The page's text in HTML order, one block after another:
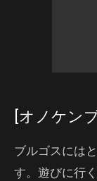
[オノケン
ブルゴスには
す。遊びに行